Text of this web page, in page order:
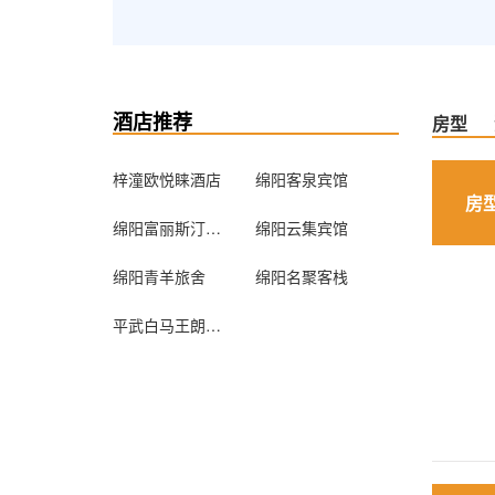
酒店推荐
梓潼欧悦睐酒店 绵阳客泉宾馆
绵阳富丽斯汀酒店 绵阳云集宾馆
绵阳青羊旅舍 绵阳名聚客栈
平武白马王朗景区生态酒店
房型
房